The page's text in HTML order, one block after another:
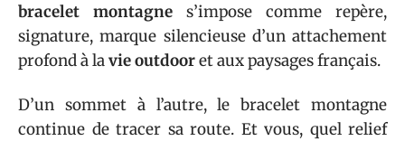
bracelet montagne s’impose comme repère,
signature, marque silencieuse d’un attachement
profond à lavie outdooret aux paysages français.
D’un sommet à l’autre, le bracelet montagne
continue de tracer sa route. Et vous, quel relief